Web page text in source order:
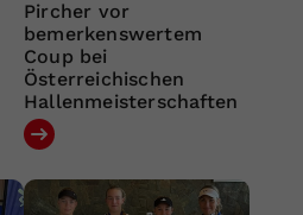
Pircher vor
bemerkenswertem
Coup bei
Österreichischen
Hallenmeisterschaften